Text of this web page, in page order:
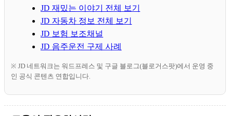
JD 재밌는 이야기 전체 보기
JD 자동차 정보 전체 보기
JD 보험 보조채널
JD 음주운전 구제 사례
※ JD 네트워크는 워드프레스 및 구글 블로그(블로거스팟)에서 운영 중
인 공식 콘텐츠 연합입니다.